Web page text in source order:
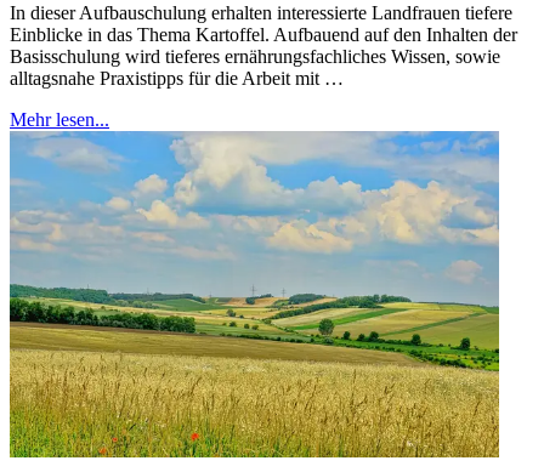
In dieser Aufbauschulung erhalten interessierte Landfrauen tiefere
Einblicke in das Thema Kartoffel. Aufbauend auf den Inhalten der
Basisschulung wird tieferes ernährungsfachliches Wissen, sowie
alltagsnahe Praxistipps für die Arbeit mit …
Mehr lesen...